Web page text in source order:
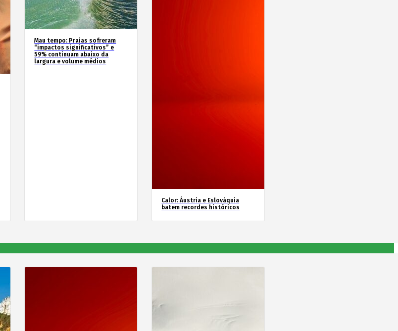
Mau tempo: Praias sofreram
“impactos significativos” e
59% continuam abaixo da
largura e volume médios
Calor: Áustria e Eslováquia
batem recordes históricos